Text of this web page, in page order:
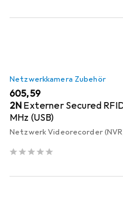
Netzwerkkamera Zubehör
EUR
605,59
2N Externer Secured
MHz (USB)
Netzwerk Videorecorder